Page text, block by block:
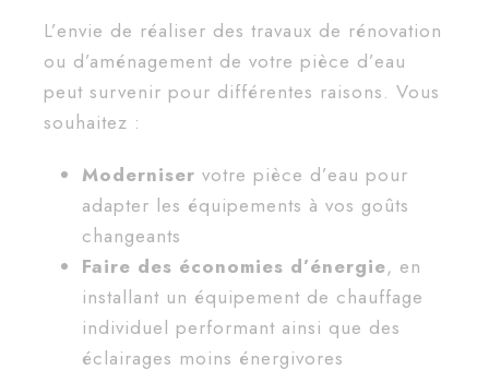
L’envie de réaliser des travaux de rénovation
ou d’aménagement de votre pièce d’eau
peut survenir pour différentes raisons. Vous
souhaitez :
Moderniser votre pièce d’eau pour
adapter les équipements à vos goûts
changeants
Faire des économies d’énergie, en
installant un équipement de chauffage
individuel performant ainsi que des
éclairages moins énergivores